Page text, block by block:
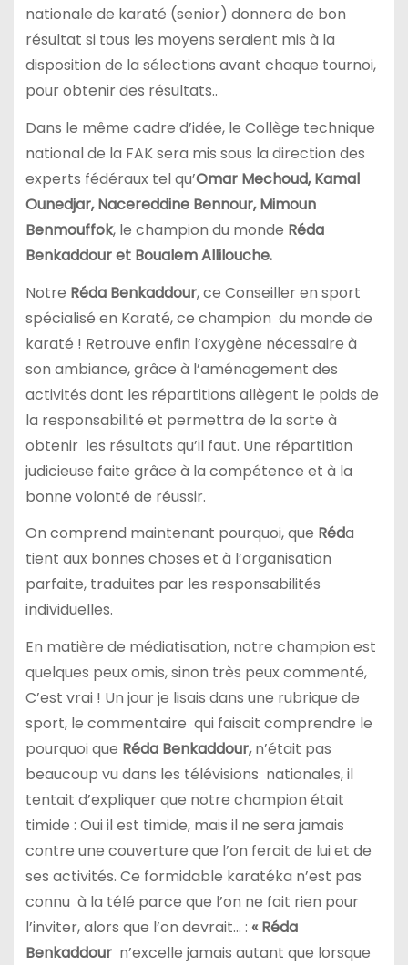
nationale de karaté (senior) donnera de bon
résultat si tous les moyens seraient mis à la
disposition de la sélections avant chaque tournoi,
pour obtenir des résultats..
Dans le même cadre d’idée, le Collège technique
national de la FAK sera mis sous la direction des
experts fédéraux tel qu’Omar Mechoud, Kamal
Ounedjar, Nacereddine Bennour, Mimoun
Benmouffok, le champion du monde Réda
Benkaddour et Boualem Allilouche.
Notre Réda Benkaddour, ce Conseiller en sport
spécialisé en Karaté, ce champion du monde de
karaté ! Retrouve enfin l’oxygène nécessaire à
son ambiance, grâce à l’aménagement des
activités dont les répartitions allègent le poids de
la responsabilité et permettra de la sorte à
obtenir les résultats qu’il faut. Une répartition
judicieuse faite grâce à la compétence et à la
bonne volonté de réussir.
On comprend maintenant pourquoi, que Réda
tient aux bonnes choses et à l’organisation
parfaite, traduites par les responsabilités
individuelles.
En matière de médiatisation, notre champion est
quelques peux omis, sinon très peux commenté,
C’est vrai ! Un jour je lisais dans une rubrique de
sport, le commentaire qui faisait comprendre le
pourquoi que Réda Benkaddour,n’était pas
beaucoup vu dans les télévisions nationales, il
tentait d’expliquer que notre champion était
timide : Oui il est timide, mais il ne sera jamais
contre une couverture que l’on ferait de lui et de
ses activités. Ce formidable karatéka n’est pas
connu à la télé parce que l’on ne fait rien pour
l’inviter, alors que l’on devrait… : « Réda
Benkaddourn’excelle jamais autant que lorsque